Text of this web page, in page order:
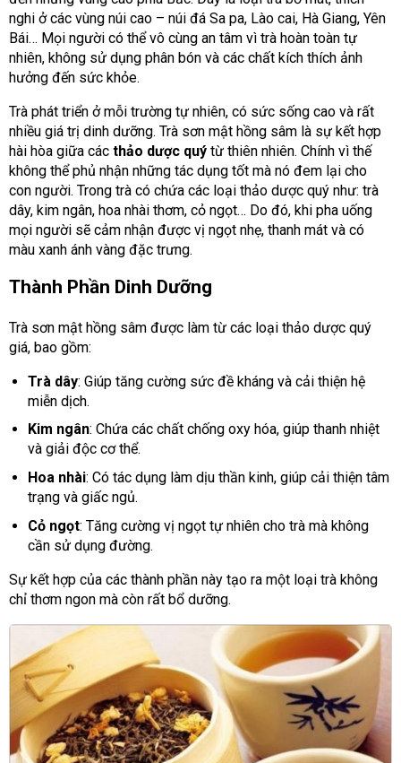
nghi ở các vùng núi cao – núi đá Sa pa, Lào cai, Hà Giang, Yên
Bái… Mọi người có thể vô cùng an tâm vì trà hoàn toàn tự
nhiên, không sử dụng phân bón và các chất kích thích ảnh
hưởng đến sức khỏe.
Trà phát triển ở mỗi trường tự nhiên, có sức sống cao và rất
nhiều giá trị dinh dưỡng. Trà sơn mật hồng sâm là sự kết hợp
hài hòa giữa các thảo dược quý từ thiên nhiên. Chính vì thế
không thể phủ nhận những tác dụng tốt mà nó đem lại cho
con người. Trong trà có chứa các loại thảo dược quý như: trà
dây, kim ngân, hoa nhài thơm, cỏ ngọt… Do đó, khi pha uống
mọi người sẽ cảm nhận được vị ngọt nhẹ, thanh mát và có
màu xanh ánh vàng đặc trưng.
Thành Phần Dinh Dưỡng
Trà sơn mật hồng sâm được làm từ các loại thảo dược quý
giá, bao gồm:
Trà dây: Giúp tăng cường sức đề kháng và cải thiện hệ
miễn dịch.
Kim ngân: Chứa các chất chống oxy hóa, giúp thanh nhiệt
và giải độc cơ thể.
Hoa nhài: Có tác dụng làm dịu thần kinh, giúp cải thiện tâm
trạng và giấc ngủ.
Cỏ ngọt: Tăng cường vị ngọt tự nhiên cho trà mà không
cần sử dụng đường.
Sự kết hợp của các thành phần này tạo ra một loại trà không
chỉ thơm ngon mà còn rất bổ dưỡng.